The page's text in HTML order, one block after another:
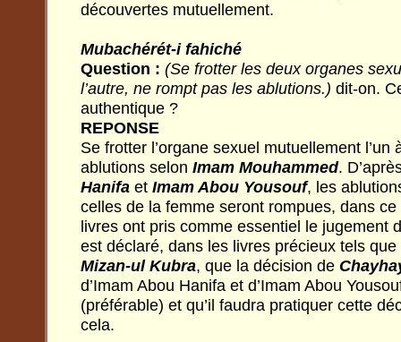
découvertes mutuellement.
Mubachérét-i fahiché
Question : (Se frotter les deux organes
l’autre, ne rompt pas les ablutions.) dit-on.
authentique ?
REPONSE
Se frotter l’organe sexuel mutuellement l’un
ablutions selon Imam Mouhammed.
Hanifa et Imam Abou Yousouf, les
celles de la femme seront rompues, dans
livres ont pris comme essentiel le jugement
est déclaré, dans les livres précieux tels que
Mizan-ul Kubra, que la décision de
d’Imam Abou Hanifa et d’Imam Abou
(préférable) et qu’il faudra pratiquer cette
cela.